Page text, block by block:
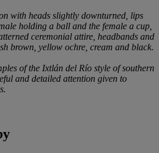
with heads slightly downturned, lips
holding a ball and the female a cup,
ceremonial attire, headbands and
brown, yellow ochre, cream and black.
of the Ixtlán del Río style of southern
and detailed attention given to